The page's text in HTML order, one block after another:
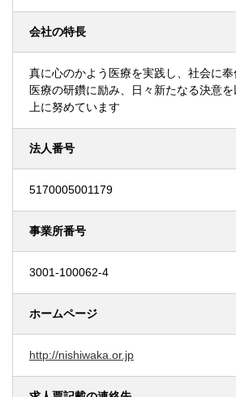
会社の特長
真に心のかよう医療を実践し、社会に奉
医療の研鑽に励み、日々新たなる決意
上に努めています
法人番号
5170005001179
事業所番号
3001-100062-4
ホームページ
http://nishiwaka.or.jp